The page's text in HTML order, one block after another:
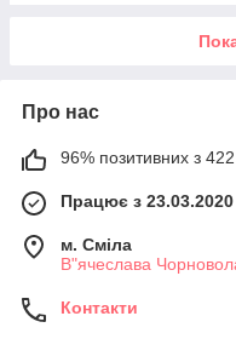
Про нас
96% позитивних з 422
Працює з 23.03.2020
м. Сміла
В"ячеслава
Контакти